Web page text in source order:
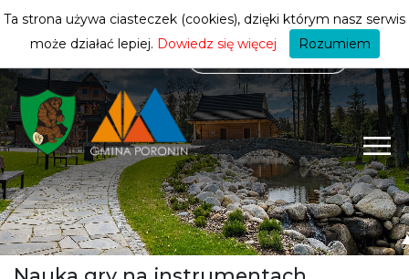
mieszkańca
Ta strona używa ciasteczek (cookies), dzięki którym nasz serwis
może działać lepiej. Dowiedz się więcej Rozumiem